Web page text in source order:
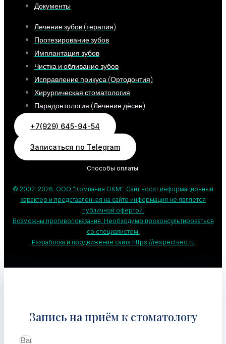
Документы
Лечение зубов (терапия)
Протезирование зубов
Имплантация зубов
Чистка и обливание зубов
Исправление прикуса (Ортодонтия)
Хирургическая стоматология
Парадонтология (Лечение дёсен)
+7(929) 645-94-54
Записаться по Telegram
Способы оплаты:
© 2002–2026. ООО "Компания ОКМ". Сайт носит информационный
характер и представленная на сайте информация не является
публичной офертой.
Возможны противопоказания. Необходимо проконсультироваться
со специалистом.
Разработка и продвижение сайта https://respectseo.ru
Запись на приём к стоматологу